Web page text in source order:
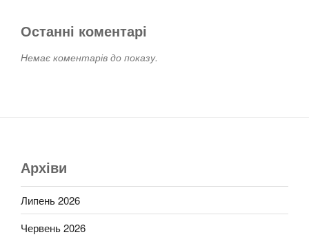
Останні коментарі
Немає коментарів до показу.
Архіви
Липень 2026
Червень 2026